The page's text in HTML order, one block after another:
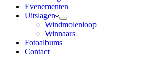
Evenementen
Uitslagen
Windmolenloop
Winnaars
Fotoalbums
Contact